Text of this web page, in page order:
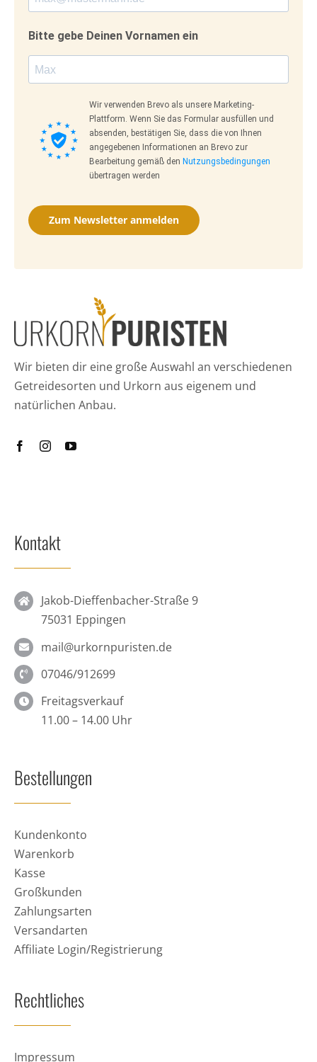
Bitte gebe Deinen Vornamen ein
Wir verwenden Brevo als unsere Marketing-
Plattform. Wenn Sie das Formular ausfüllen und
absenden, bestätigen Sie, dass die von Ihnen
angegebenen Informationen an Brevo zur
Bearbeitung gemäß den Nutzungsbedingungen
übertragen werden
Zum Newsletter anmelden
Wir bieten dir eine große Auswahl an verschiedenen
Getreidesorten und Urkorn aus eigenem und
natürlichen Anbau.
Kontakt
Jakob-Dieffenbacher-Straße 9
75031 Eppingen
mail@urkornpuristen.de
07046/912699
Freitagsverkauf
11.00 – 14.00 Uhr
Bestellungen
Kundenkonto
Warenkorb
Kasse
Großkunden
Zahlungsarten
Versandarten
Affiliate Login/Registrierung
Rechtliches
Impressum